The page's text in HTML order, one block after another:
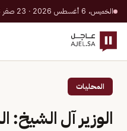
الخميس، 6 أغسطس 2026 · 23 صفر 1448 هـ
المحليات
الوزير آل الشيخ: